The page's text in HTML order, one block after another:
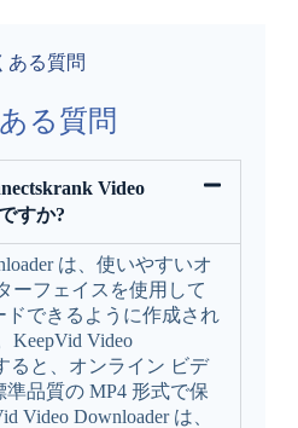
ある質問
る質問
Video
すか?
は、使いやすいオ
ーフェイスを使用して
ドできるように作成され
KeepVid Video
ると、オンライン ビデ
品質の MP4 形式で保
Video Downloader は、